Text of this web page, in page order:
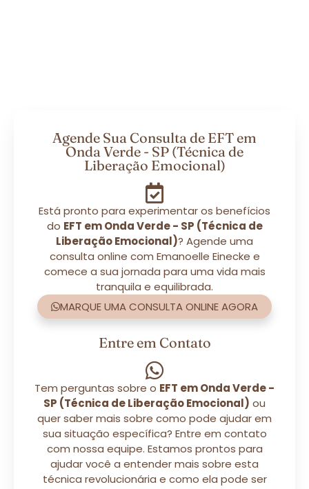
Agende Sua Consulta de EFT em
Onda Verde - SP (Técnica de
Liberação Emocional)
Está pronto para experimentar os benefícios
do EFT em Onda Verde - SP (Técnica de
Liberação Emocional)? Agende uma
consulta online com Emanoelle Einecke e
comece a sua jornada para uma vida mais
tranquila e equilibrada.
MARQUE UMA CONSULTA ONLINE AGORA
Entre em Contato
Tem perguntas sobre o EFT em Onda Verde -
SP (Técnica de Liberação Emocional) ou
quer saber mais sobre como pode ajudar em
sua situação específica? Entre em contato
com nossa equipe. Estamos prontos para
ajudar você a entender mais sobre esta
técnica revolucionária e como ela pode ser